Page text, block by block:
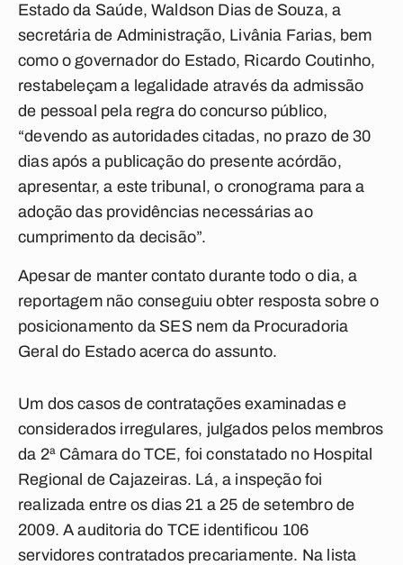
Estado da Saúde, Waldson Dias de Souza, a
secretária de Administração, Livânia Farias, bem
como o governador do Estado, Ricardo Coutinho,
restabeleçam a legalidade através da admissão
de pessoal pela regra do concurso público,
“devendo as autoridades citadas, no prazo de 30
dias após a publicação do presente acórdão,
apresentar, a este tribunal, o cronograma para a
adoção das providências necessárias ao
cumprimento da decisão”.
Apesar de manter contato durante todo o dia, a
reportagem não conseguiu obter resposta sobre o
posicionamento da SES nem da Procuradoria
Geral do Estado acerca do assunto.
Um dos casos de contratações examinadas e
considerados irregulares, julgados pelos membros
da 2ª Câmara do TCE, foi constatado no Hospital
Regional de Cajazeiras. Lá, a inspeção foi
realizada entre os dias 21 a 25 de setembro de
2009. A auditoria do TCE identificou 106
servidores contratados precariamente. Na lista